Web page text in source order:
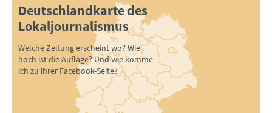
Deutschlandkarte des
Lokaljournalismus
Welche Zeitung erscheint wo? Wie
hoch ist die Auflage? Und wie komme
ich zu ihrer Facebook-Seite?